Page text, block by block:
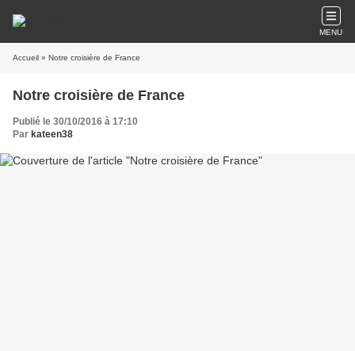
MENU
Accueil » Notre croisière de France
Notre croisière de France
Publié le 30/10/2016 à 17:10
Par kateen38